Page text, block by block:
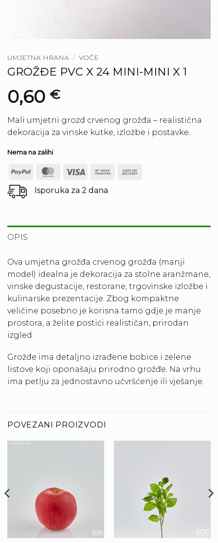
UMJETNA HRANA / VOĆE
GROŽĐE PVC X 24 MINI-MINI X 1
0,60 €
Mali umjetni grozd crvenog grožđa – realistična
dekoracija za vinske kutke, izložbe i postavke.
Nema na zalihi
PayPal MasterCard
Visa
Bank
Isporuka za 2 dana
OPIS
Ova umjetna grožđa crvenog grožđa (manji
model) idealna je dekoracija za stolne aranžmane,
vinske degustacije, restorane, trgovinske izložbe i
kulinarske prezentacije. Zbog kompaktne
veličine posebno je korisna tamo gdje je manje
prostora, a želite postići realističan, prirodan
izgled.
Grožđe ima detaljno izrađene bobice i zelene
listove koji oponašaju prirodno grožđe. Na vrhu
ima petlju za jednostavno učvršćenje ili vješanje.
POVEZANI PROIZVODI